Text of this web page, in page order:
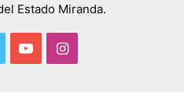
Estado Miranda.
YouTubeInstagram